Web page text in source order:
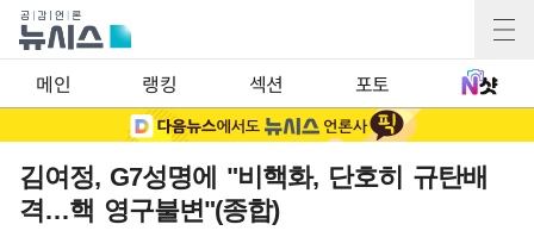
메인 랭킹 섹션 포토
김여정, G7성명에 "비핵화, 단호히 규탄배
격…핵 영구불변"(종합)